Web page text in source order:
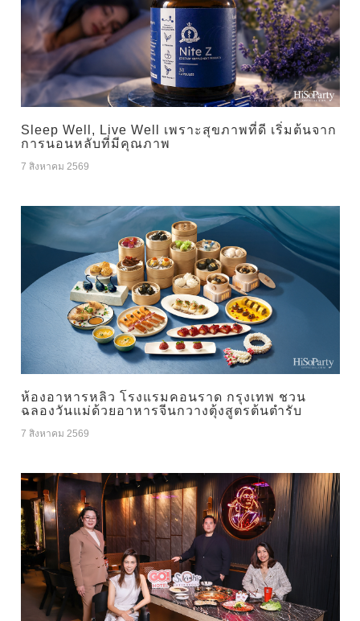
Sleep Well, Live Well เพราะสุขภาพที่ดี เริ่มต้นจาก
การนอนหลับที่มีคุณภาพ
7 สิงหาคม 2569
ห้องอาหารหลิว โรงแรมคอนราด กรุงเทพ ชวน
ฉลองวันแม่ด้วยอาหารจีนกวางตุ้งสูตรต้นตำรับ
7 สิงหาคม 2569